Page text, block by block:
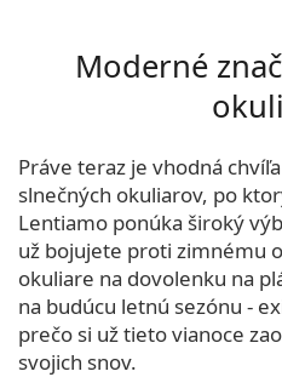
Moderné
Práve teraz je vhodná
slnečných okuliarov, po
Lentiamo ponúka široký
už bojujete proti zimnému
okuliare na dovolenku na
na budúcu letnú sezónu -
prečo si už tieto vianoce
svojich snov.